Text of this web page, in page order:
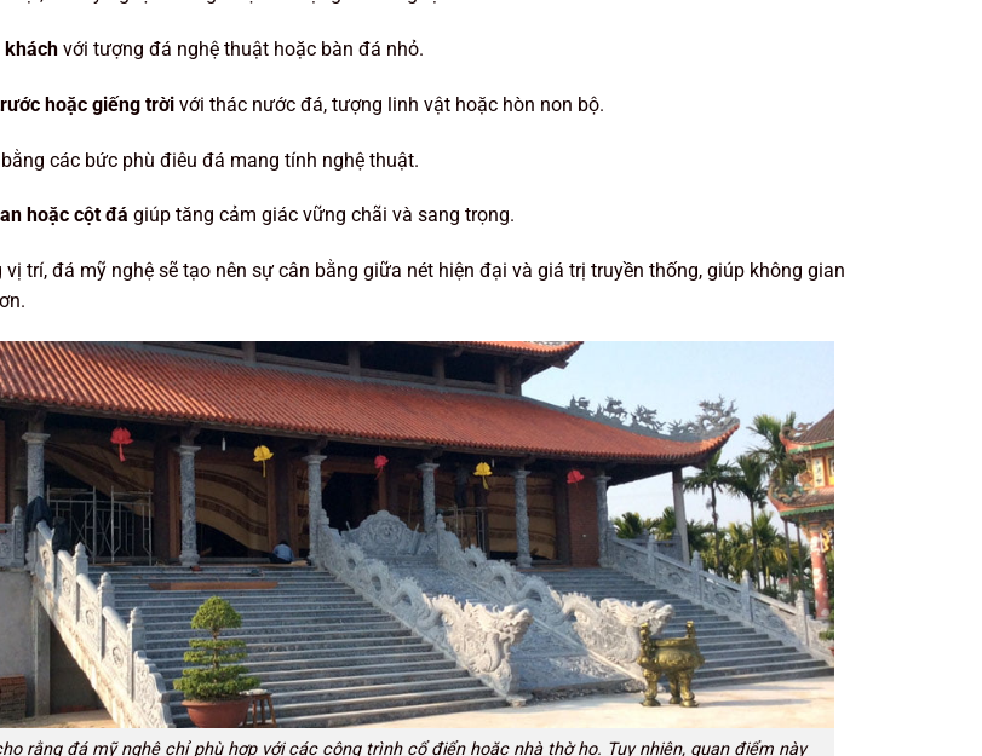
kháchvới tượng đá nghệ thuật hoặc bàn đá nhỏ.
hoặc giếng trờivới thác nước đá, tượng linh vật hoặc hòn non bộ.
các bức phù điêu đá mang tính nghệ thuật.
hoặc cột đá giúp tăng cảm giác vững chãi và sang trọng.
trí, đá mỹ nghệ sẽ tạo nên sự cân bằng giữa nét hiện đại và giá trị truyền thống, giúp không gian
rằng đá mỹ nghệ chỉ phù hợp với các công trình cổ điển hoặc nhà thờ họ. Tuy nhiên, quan điểm này